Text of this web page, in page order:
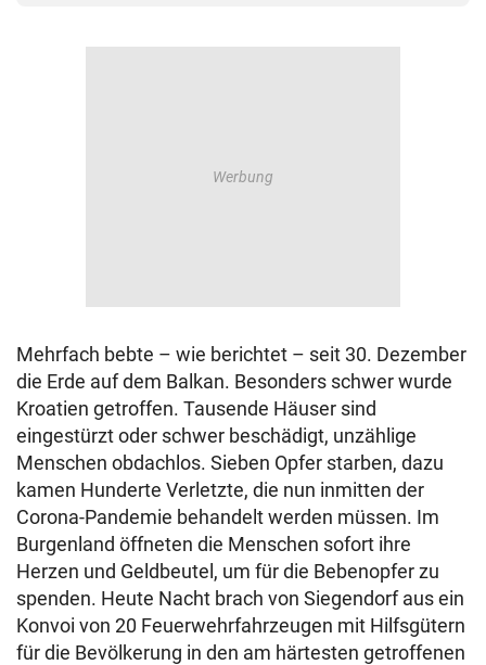
Mehrfach bebte – wie berichtet – seit 30. Dezember
die Erde auf dem Balkan. Besonders schwer wurde
Kroatien getroffen. Tausende Häuser sind
eingestürzt oder schwer beschädigt, unzählige
Menschen obdachlos. Sieben Opfer starben, dazu
kamen Hunderte Verletzte, die nun inmitten der
Corona-Pandemie behandelt werden müssen. Im
Burgenland öffneten die Menschen sofort ihre
Herzen und Geldbeutel, um für die Bebenopfer zu
spenden. Heute Nacht brach von Siegendorf aus ein
Konvoi von 20 Feuerwehrfahrzeugen mit Hilfsgütern
für die Bevölkerung in den am härtesten getroffenen